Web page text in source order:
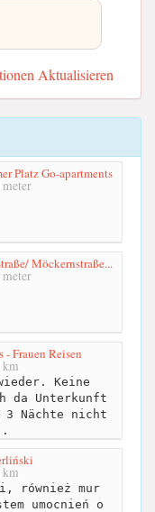
Aktualisieren
Platz Go-apartments
meter
Möckernstraße...
meter
- Frauen Reisen
km
Keine
da Unterkunft
3 Nächte nicht
km
również mur
umocnień o